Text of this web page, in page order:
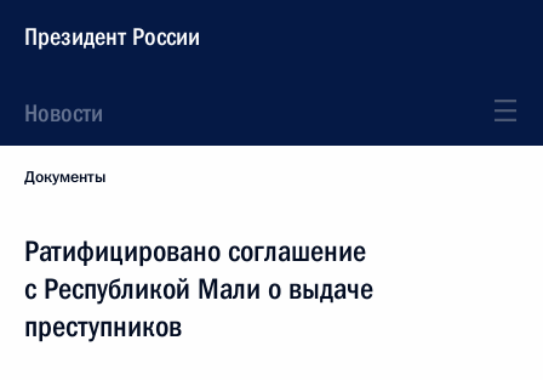
Президент России
Новости
Документы
Ратифицировано соглашение
с Республикой Мали о выдаче
преступников